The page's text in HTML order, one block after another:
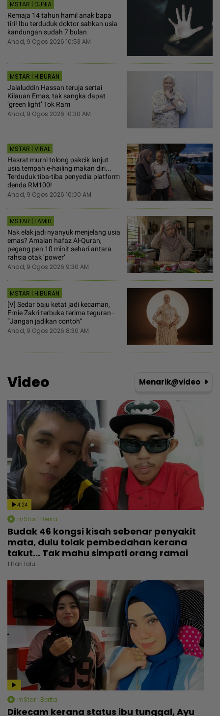
MSTAR | DUNIA
Remaja 14 tahun hamil anak bapa
tiri! Ibu terduduk doktor sahkan usia
kandungan sudah 7 bulan
Ahad, 9 Ogos 2026 10:53 AM
MSTAR | HIBURAN
Jalaluddin Hassan teruja sertai
Kilauan Emas, tak sangka dapat
‘green light’ Tok Ram
Ahad, 9 Ogos 2026 10:30 AM
MSTAR | VIRAL
Hasrat murni tolong pakcik lanjut
usia tempah e-hailing makan diri...
Terduduk tiba-tiba penyedia platform
denda RM100!
Ahad, 9 Ogos 2026 10:00 AM
MSTAR | FAMILI
Nak elak jadi nyanyuk menjelang usia
emas? Amalan hafaz Al-Quran,
pegang pen 10 minit sehari antara
rahsia otak ‘power’
Ahad, 9 Ogos 2026 9:30 AM
MSTAR | HIBURAN
[V] Sedar baju ketat jadi kecaman,
Ernie Zakri terbuka terima teguran -
“Jangan jadikan contoh“
Ahad, 9 Ogos 2026 8:30 AM
Video Menarik@video
4:24
mStar | Berita
Budak 46 kongsi kisah sebenar penyakit
mata, dulu tolak pembedahan kerana
takut... Tak mahu simpati orang ramai
1 hari lalu
mStar | Berita
Dikecam kerana status ibu tunggal, Ayu